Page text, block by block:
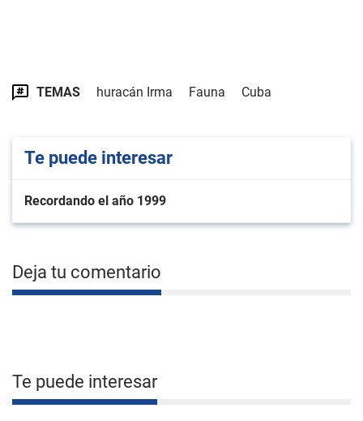
TEMAS huracán Irma Fauna Cuba
Te puede interesar
Recordando el año 1999
Deja tu comentario
Te puede interesar